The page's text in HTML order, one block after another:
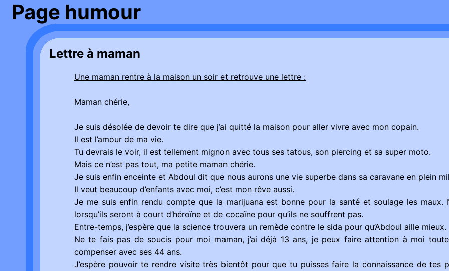
Page humour
Lettre à maman
Une maman rentre à la maison un soir et retrouve une lettre :
Maman chérie,
Je suis désolée de devoir te dire que j’ai quitté la maison pour aller vivre avec mon copain.
Il est l’amour de ma vie.
Tu devrais le voir, il est tellement mignon avec tous ses tatous, son piercing et sa super moto.
Mais ce n’est pas tout, ma petite maman chérie.
Je suis enfin enceinte et Abdoul dit que nous aurons une vie superbe dans sa caravane en plein
Il veut beaucoup d’enfants avec moi, c’est mon rêve aussi.
Je me suis enfin rendu compte que la marijuana est bonne pour la santé et soulage les maux.
lorsqu’ils seront à court d’héroïne et de cocaïne pour qu’ils ne souffrent pas.
Entre-temps, j’espère que la science trouvera un remède contre le sida pour qu’Abdoul aille mieux.
Ne te fais pas de soucis pour moi maman, j’ai déjà 13 ans, je peux faire attention à moi
compenser avec ses 44 ans.
J’espère pouvoir te rendre visite très bientôt pour que tu puisses faire la connaissance de tes